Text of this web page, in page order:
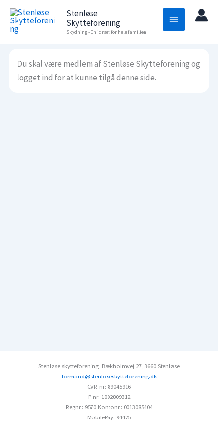
indholdet
Stenløse
Skytteforening
Skydning - En idræt for hele familien
Du skal være medlem af Stenløse Skytteforening og
logget ind for at kunne tilgå denne side.
Stenløse skytteforening Bækholmvej 27 3660 Stenløse
formand@stenloseskytteforening.dk
CVR-nr: 89045916
P-nr: 1002809312
Regnr.: 9570 Kontonr.: 0013085404
MobilePay: 94425